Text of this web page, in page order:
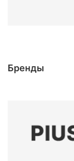
Бренды